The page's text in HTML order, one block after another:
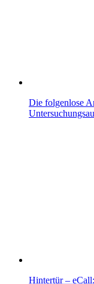
Die folgenlose
Hintertür –